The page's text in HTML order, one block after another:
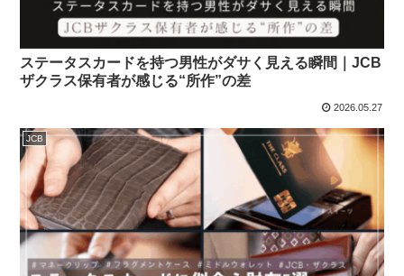
ステータスカードを持つ男性がダサく見える瞬間｜JCB
ザクラス保有者が感じる“所作”の差
2026.05.27
JCB